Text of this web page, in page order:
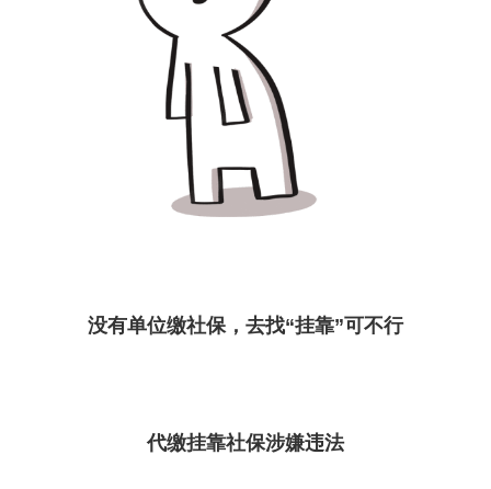
没有单位缴社保，去找“挂靠”可不行
代缴挂靠社保涉嫌违法